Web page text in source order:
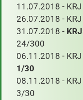
11.07.2018 -
26.07.2018 -
31.07.2018 -
24/300
06.11.2018 -
1/30
08.11.2018 -
3/30